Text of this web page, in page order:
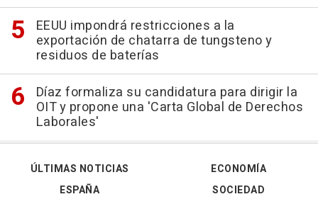
EEUU impondrá restricciones a la
exportación de chatarra de tungsteno y
residuos de baterías
Díaz formaliza su candidatura para dirigir la
OIT y propone una 'Carta Global de Derechos
Laborales'
ÚLTIMAS NOTICIAS
ESPAÑA
ECONOMÍA
SOCIEDAD